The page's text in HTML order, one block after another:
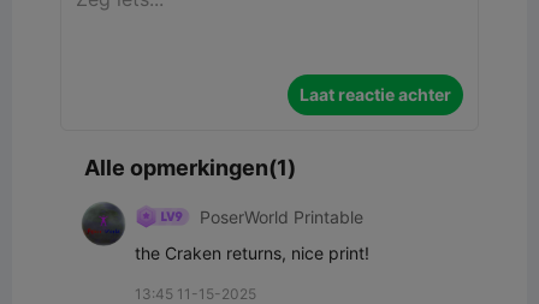
Laat reactie achter
Alle opmerkingen(1)
PoserWorld Printable
the Craken returns, nice print!
13:45 11-15-2025